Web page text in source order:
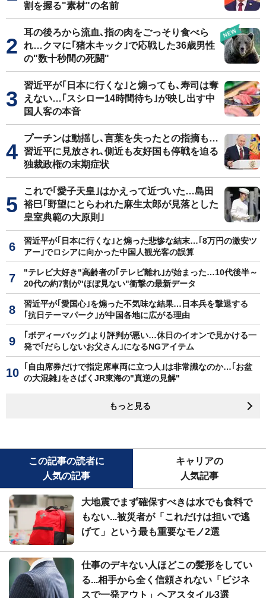
割を握る"素材"の名前
耳の後ろから流血､指の肉をごっそり食べら
れ…クマに｢猪木キック｣で応戦した36歳男性
の"数十秒間の死闘"
習近平が｢日本に行くな｣と煽っても､寿司は奪
えない…｢スシロー14時間待ち｣が映し出す中
国人客の本音
プーチンは動揺し､言葉を失ったとの指摘も…
習近平に見放され､側近も友好国も停戦を迫る
独裁政権の末期症状
これで｢愛子天皇｣はかえって近づいた…島田
裕巳｢野望にとらわれた麻生太郎が見落とした
皇室典範の大原則｣
習近平が｢日本に行くな｣と煽った悲惨な結末…｢8万円の激安ツ
アー｣でロシアに向かった中国人観光客の誤算
"テレビ大好き"高齢者の｢テレビ離れ｣が始まった…10代後半～
20代の約7割が"ほぼ見ない"衝撃の最新データ
習近平が｢愛国心｣を煽った不気味な結果…日本兵を撃退する
｢抗日テーマパーク｣が中国各地に広がる理由
｢ボディーバッグ｣より評判が悪い…休日のイオンで見かける一
発で｢だらしないお父さん｣になるNGアイテム
｢自由席券だけで指定席車両に立つ人｣は非常識なのか…｢お盆
の大混雑｣をさばくJR東海の"真逆の見解"
もっと見る
この記事の読者に
人気の記事
キャリアの
人気記事
大地震でまず確保すべきは水でも食料で
もない...被災者が「これだけは担いで逃
げて」という最も重要なモノ2選
仕事のデキない人ほどこの髪形をしてい
る...相手から全く信頼されない「ビジネ
スで一発アウト」ヘアスタイル3選